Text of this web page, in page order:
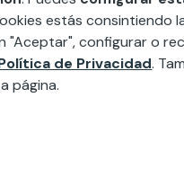
¿Buscas ayuda para
estás consintiendo
configurar o
de Privacidad.
página.